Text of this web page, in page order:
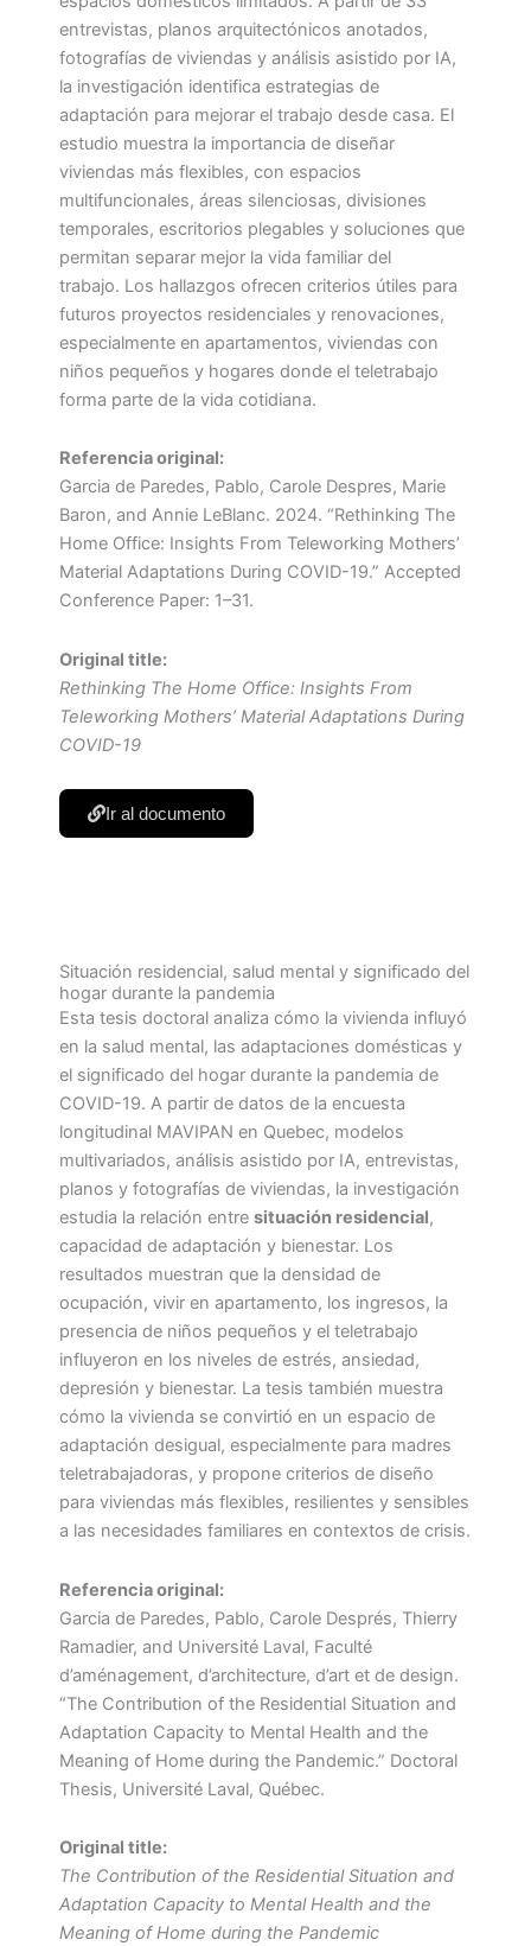
entrevistas, planos arquitectónicos anotados,
fotografías de viviendas y análisis asistido por IA,
la investigación identifica estrategias de
adaptación para mejorar el trabajo desde casa. El
estudio muestra la importancia de diseñar
viviendas más flexibles, con espacios
multifuncionales, áreas silenciosas, divisiones
temporales, escritorios plegables y soluciones que
permitan separar mejor la vida familiar del
trabajo. Los hallazgos ofrecen criterios útiles para
futuros proyectos residenciales y renovaciones,
especialmente en apartamentos, viviendas con
niños pequeños y hogares donde el teletrabajo
forma parte de la vida cotidiana.
Referencia original:
Garcia de Paredes, Pablo, Carole Despres, Marie
Baron, and Annie LeBlanc. 2024. “Rethinking The
Home Office: Insights From Teleworking Mothers’
Material Adaptations During COVID-19.” Accepted
Conference Paper: 1–31.
Original title:
Rethinking The Home Office: Insights From
Teleworking Mothers’ Material Adaptations During
COVID-19
Ir al documento
Situación residencial, salud mental y significado del
hogar durante la pandemia
Esta tesis doctoral analiza cómo la vivienda influyó
en la salud mental, las adaptaciones domésticas y
el significado del hogar durante la pandemia de
COVID-19. A partir de datos de la encuesta
longitudinal MAVIPAN en Quebec, modelos
multivariados, análisis asistido por IA, entrevistas,
planos y fotografías de viviendas, la investigación
estudia la relación entre situación residencial,
capacidad de adaptación y bienestar. Los
resultados muestran que la densidad de
ocupación, vivir en apartamento, los ingresos, la
presencia de niños pequeños y el teletrabajo
influyeron en los niveles de estrés, ansiedad,
depresión y bienestar. La tesis también muestra
cómo la vivienda se convirtió en un espacio de
adaptación desigual, especialmente para madres
teletrabajadoras, y propone criterios de diseño
para viviendas más flexibles, resilientes y sensibles
a las necesidades familiares en contextos de crisis.
Referencia original:
Garcia de Paredes, Pablo, Carole Després, Thierry
Ramadier, and Université Laval, Faculté
d’aménagement, d’architecture, d’art et de design.
“The Contribution of the Residential Situation and
Adaptation Capacity to Mental Health and the
Meaning of Home during the Pandemic.” Doctoral
Thesis, Université Laval, Québec.
Original title:
The Contribution of the Residential Situation and
Adaptation Capacity to Mental Health and the
Meaning of Home during the Pandemic